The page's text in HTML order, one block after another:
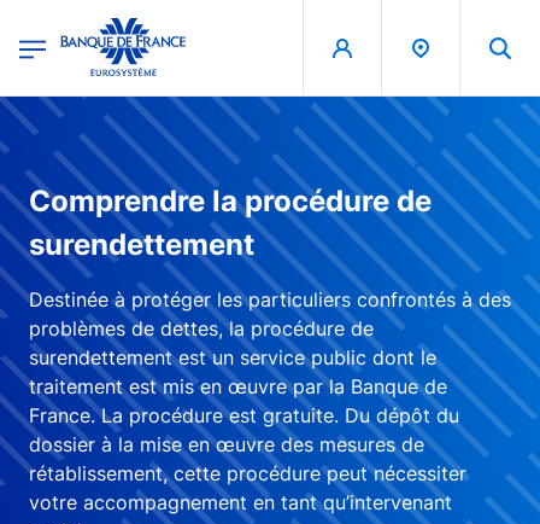
Banque de France - Menu Principal
Comprendre la procédure de
surendettement
Destinée à protéger les particuliers confrontés à des
problèmes de dettes, la procédure de
surendettement est un service public dont le
traitement est mis en œuvre par la Banque de
France. La procédure est gratuite. Du dépôt du
dossier à la mise en œuvre des mesures de
rétablissement, cette procédure peut nécessiter
votre accompagnement en tant qu’intervenant